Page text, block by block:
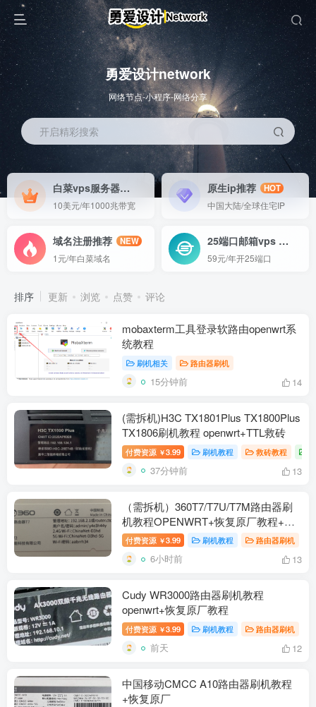
勇爱设计network
网络节点-小程序-网络分享
开启精彩搜索
白菜vps服务器HOT
10美元/年1000兆带宽
原生ip推荐
HOT
中国大陆/全球住宅IP
域名注册推荐
NEW
1元/年白菜域名
25端口邮箱vpsGO
59元/年开25端口
排序 更新 浏览 点赞 评论
mobaxterm工具登录软路由openwrt系
统教程
刷机相关 路由器刷机
15分钟前 14
(需拆机)H3C TX1801Plus TX1800Plus
TX1806刷机教程 openwrt+TTL救砖
付费资源 ￥3.99 刷机教程 救砖教程
37分钟前 13
（需拆机）360T7/T7U/T7M路由器刷
机教程OPENWRT+恢复原厂教程+拆
机教程
付费资源 ￥3.99 刷机教程 路由器刷机
6小时前 13
Cudy WR3000路由器刷机教程
openwrt+恢复原厂教程
付费资源 ￥3.99 刷机教程 路由器刷机
前天 12
中国移动CMCC A10路由器刷机教程
+恢复原厂